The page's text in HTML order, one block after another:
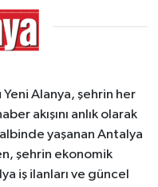
Alanya, şehrin her
akışını anlık olarak
yaşanan Antalya
şehrin ekonomik
iş ilanları ve güncel